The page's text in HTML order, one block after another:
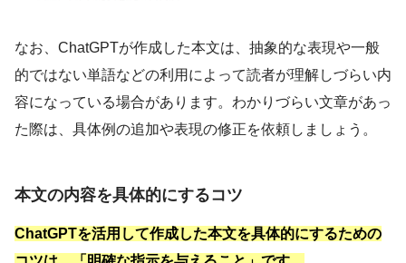
なお、ChatGPTが作成した本文は、抽象的な表現や一般
的ではない単語などの利用によって読者が理解しづらい内
容になっている場合があります。わかりづらい文章があっ
た際は、具体例の追加や表現の修正を依頼しましょう。
本文の内容を具体的にするコツ
ChatGPTを活用して作成した本文を具体的にするための